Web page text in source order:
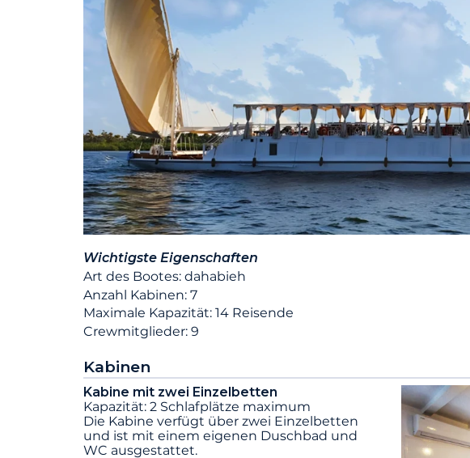
Wichtigste Eigenschaften
Art des Bootes: dahabieh
Anzahl Kabinen: 7
Maximale Kapazität: 14 Reisende
Crewmitglieder: 9
Kabinen
Kabine mit zwei Einzelbetten
Kapazität: 2 Schlafplätze maximum
Die Kabine verfügt über zwei Einzelbetten
und ist mit einem eigenen Duschbad und
WC ausgestattet.